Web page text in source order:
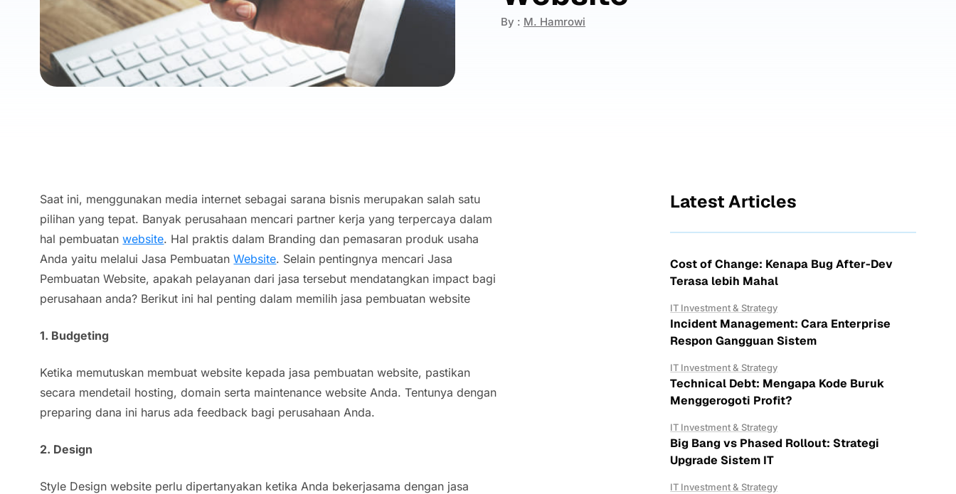
By : M. Hamrowi
Saat ini, menggunakan media internet sebagai sarana bisnis merupakan salah satu
pilihan yang tepat. Banyak perusahaan mencari partner kerja yang terpercaya dalam
hal pembuatanwebsite. Hal praktis dalam Branding dan pemasaran produk usaha
Anda yaitu melalui Jasa PembuatanWebsite. Selain pentingnya mencari Jasa
Pembuatan Website, apakah pelayanan dari jasa tersebut mendatangkan impact bagi
perusahaan anda? Berikut ini hal penting dalam memilih jasa pembuatan website
1. Budgeting
Ketika memutuskan membuat website kepada jasa pembuatan website, pastikan
secara mendetail hosting, domain serta maintenance website Anda. Tentunya dengan
preparingdana ini harus adafeedback bagi perusahaan Anda.
2. Design
Style Design website perlu dipertanyakan ketika Anda bekerjasama dengan jasa
Latest Articles
Cost of Change: Kenapa Bug After-Dev
Terasa lebih Mahal
IT Investment & Strategy
Incident Management: Cara Enterprise
Respon Gangguan Sistem
IT Investment & Strategy
Technical Debt: Mengapa Kode Buruk
Menggerogoti Profit?
IT Investment & Strategy
Big Bang vs Phased Rollout: Strategi
Upgrade Sistem IT
IT Investment & Strategy